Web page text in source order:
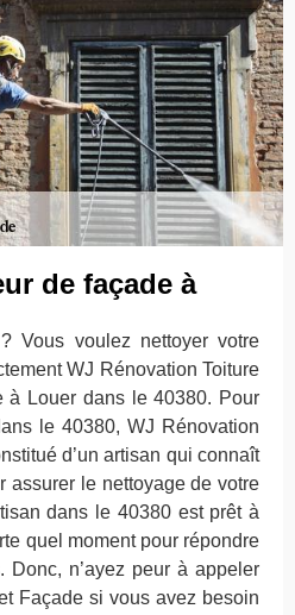
de façade à
Vous voulez nettoyer votre
WJ Rénovation Toiture
à Louer dans le 40380. Pour
le 40380, WJ Rénovation
d’un artisan qui connaît
assurer le nettoyage de votre
dans le 40380 est prêt à
quel moment pour répondre
Donc, n’ayez peur à appeler
Façade si vous avez besoin